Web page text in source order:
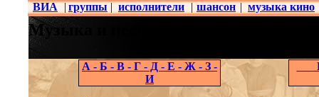
ВИА | группы | исполнители | шансон | музыка кино
Музыка и песни кино (38 - 85 г.)
А - Б - В - Г - Д - Е - Ж - З -
И
К